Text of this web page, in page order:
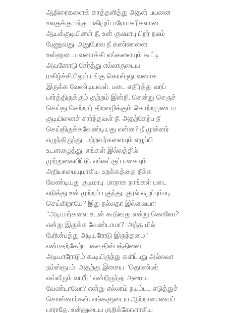
ஆநிரைகளைக் காத்தளித்து அதன் பயனை
உலகுக்கு ஈந்து மகிழும் பரோபகரிகளான
ஆயக்குடியினள் நீ, உன் குலமரபு பிறர் நலம்
பேணுவது. அதுபோல நீ கண்ணனை
உன்னுடையவனாக்கி எங்களையும் கூட்டி
அவனோடு சேர்த்து எல்லாருடைய
மகிழ்ச்சியிலும் பங்கு கொள்ளுபவனாக
இருக்க வேண்டியவள். படை எதிர்த்து வரப்
பார்த்திருக்கும் குற்றம் இன்றி. சென்று செருச்
செய்து செற்றார் திறவழிக்கும் கொற்றமுடைய
குடியினைச் சார்ந்தவள் நீ. அதற்கேற்ப நீ
செய்திருக்கவேண்டியது என்ன? நீ முன்னர்
எழுந்திருந்து, மற்றவர்களையும் எழுப்பி
உடனழைத்து, எங்கள் இல்லத்தில்
முற்றுகையிட்டு. எங்கட்குப் பகையும்
அறியாமையுமாகிய உறக்கத்தை நீக்க
வேண்டியது குடிமரபு. மாறாக நாங்கள் படை
எடுத்து உன் முற்றம் புகுந்து, குரல் எழுப்பும்படி
செய்கிறாயே? இது நல்லதா இல்லையா!
“அடியார்களை உடன் கூடுவது என்று கொலோ?
என்று இருக்க வேண்டாமா? ‘அந்த மில்
பேரின்பத்து அடியரோடு இருந்தமை“
என்பதற்கேற்ப பகவதின்பத்தினை
அடியாரோடும் கூடியிருந்து களிப்பது அல்லவா
நம்ஸ்ரூபம். அதற்கு இசைய “தொண்டீர்
எவ்வீரும் வாரீர்“ என்றிருந்து அமைய
வேண்டாவோ? என்று எல்லாம் நயம்பட எடுத்துச்
சொன்னார்கள். எங்களுடைய ஆற்றாமையைப்
பாராதே. உன்னுடைய குறிக்கோளாகிய